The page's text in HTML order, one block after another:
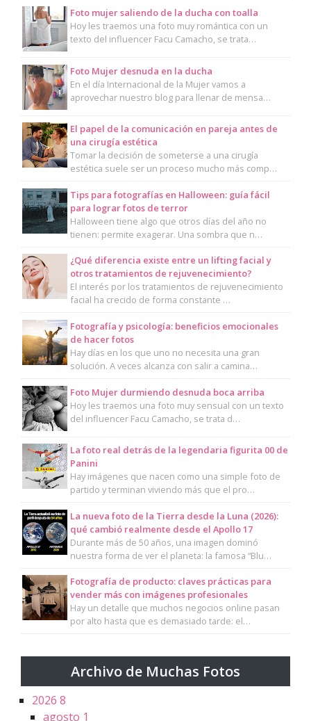
Foto mujer saliendo de la ducha con toalla
Hoy les traemos una foto muy romántica con un
texto del influencer Facu Camacho, se trata…
Foto Mujer desnuda en la ducha
En el día Internacional de la Mujer vamos a
aprovechar nuestro blog para llenar de mensa…
El papel de la comunicación en pareja antes de
una cirugía estética
Tomar la decisión de someterse a una cirugía
estética suele ser un proceso mucho más comp…
Tips para fotografías en Halloween: guía fácil
para lograr fotos de terror
Halloween tiene algo que otros días del año no
tienen: permite exagerar. Una sombra que n…
¿Qué diferencia existe entre un lifting facial y
otros tratamientos de rejuvenecimiento?
El interés por los tratamientos de rejuvenecimiento
facial ha crecido de forma constante …
Fotografía y psicología: beneficios emocionales
de hacer fotos
Hay días en los que uno no necesita una gran
solución. A veces alcanza con salir a camina…
Foto Mujer durmiendo desnuda boca arriba
Hoy les traemos una foto muy sensual con un texto
del influencer Facu Camacho, se trata d…
La foto real detrás de la legendaria figurita 00 de
Panini
Hay imágenes que nacen como una simple foto de
partido y terminan viviendo más que el pro…
La nueva foto de la Tierra desde la Luna (2026):
qué cambió realmente desde el Apollo 17
Durante más de 50 años, una imagen dominó
nuestra forma de ver el planeta: la famosa “Blu…
Fotografía de producto: claves prácticas para
vender más con imágenes profesionales
Hay un detalle que muchos negocios online pasan
por alto hasta que es demasiado tarde: el…
Archivo de Muchas Fotos
2026 8
agosto 1